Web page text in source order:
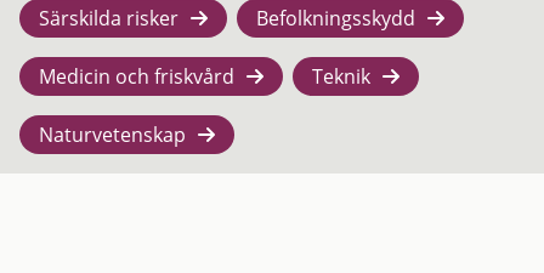
Särskilda risker Befolkningsskydd
Medicin och friskvård Teknik
Naturvetenskap